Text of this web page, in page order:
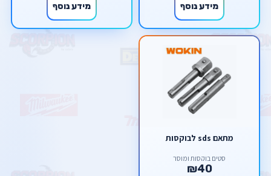
מידע נוסף מידע נוסף
מתאם sds לבוקסות
סטים בוקסות ומוסך
₪40